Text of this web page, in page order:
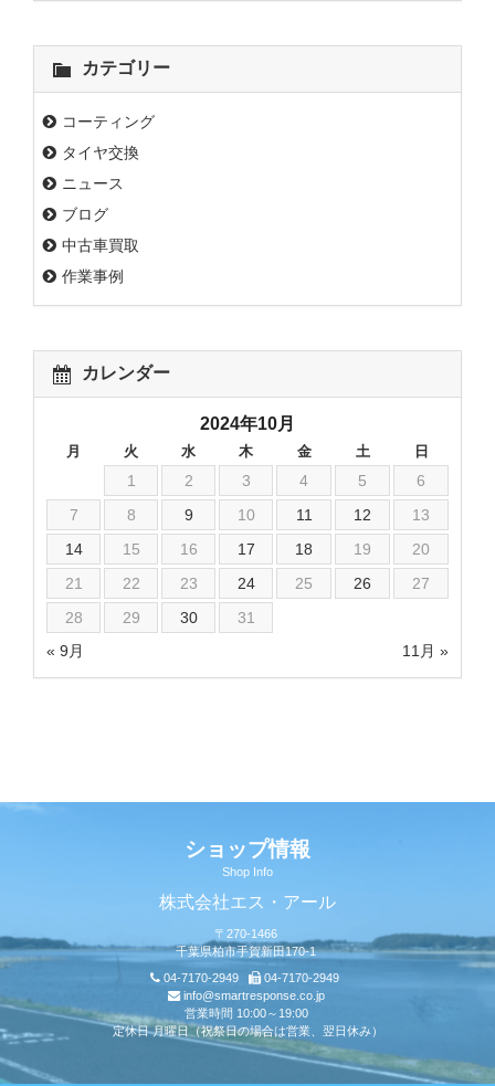
カテゴリー
コーティング
タイヤ交換
ニュース
ブログ
中古車買取
作業事例
カレンダー
2024年10月
月 火 水 木 金 土 日
« 9月 11月 »
1 2 3 4 5
6
7
8 9 10 11 12
13
14
15 16 17 18 19
20
21
22 23 24 25 26
27
28
29 30 31
ショップ情報
Shop Info
株式会社エス・アール
〒270-1466
千葉県柏市手賀新田170-1
04-7170-2949
04-7170-2949
info@smartresponse.co.jp
営業時間 10:00～19:00
定休日 月曜日（祝祭日の場合は営業、翌日休み）